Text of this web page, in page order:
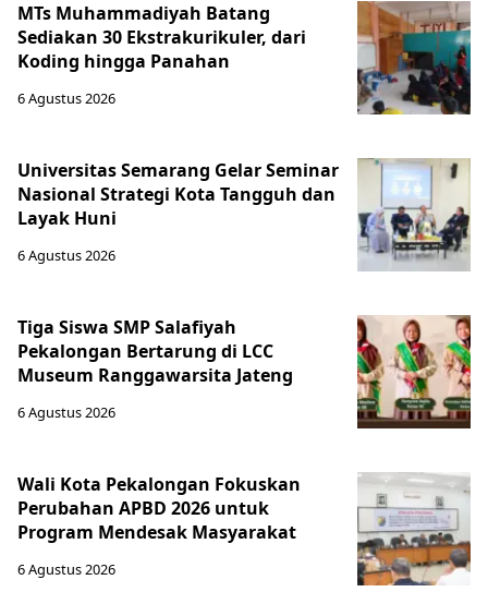
MTs Muhammadiyah Batang
Sediakan 30 Ekstrakurikuler, dari
Koding hingga Panahan
6 Agustus 2026
Universitas Semarang Gelar Seminar
Nasional Strategi Kota Tangguh dan
Layak Huni
6 Agustus 2026
Tiga Siswa SMP Salafiyah
Pekalongan Bertarung di LCC
Museum Ranggawarsita Jateng
6 Agustus 2026
Wali Kota Pekalongan Fokuskan
Perubahan APBD 2026 untuk
Program Mendesak Masyarakat
6 Agustus 2026